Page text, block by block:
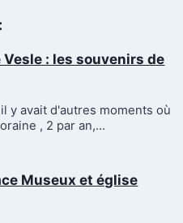
Vesle : les souvenirs de
y avait d'autres moments où
, 2 par an,…
Museux et église